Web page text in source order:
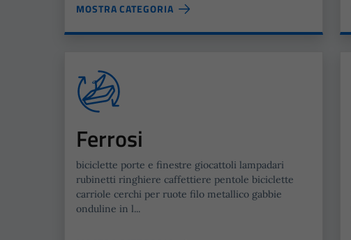
MOSTRA CATEGORIA
Ferrosi
biciclette porte e finestre giocattoli lampadari
rubinetti ringhiere caffettiere pentole biciclette
carriole cerchi per ruote filo metallico gabbie
onduline in l...